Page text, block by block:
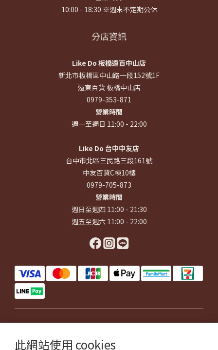
此網站使用 cookies
10:00 - 18:30 ※週末不定期公休
分店資訊
Like Do 板橋遠百中山店
新北市板橋區中山路一段152號1F
遠東百貨 板橋中山店
0979-353-871
營業時間
週一至週日 11:00 - 22:00
Like Do 台中中友店
台中市北區三民路三段161號
中友百貨C棟10樓
0979-705-873
營業時間
週日至週四 11:00 - 21:30
週五至週六 11:00 - 22:00